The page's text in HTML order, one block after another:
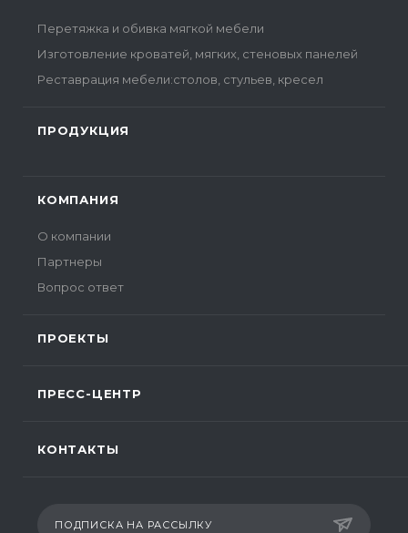
Перетяжка и обивка мягкой мебели
Изготовление кроватей, мягких, стеновых панелей
Реставрация мебели:столов, стульев, кресел
ПРОДУКЦИЯ
КОМПАНИЯ
О компании
Партнеры
Вопрос ответ
ПРОЕКТЫ
ПРЕСС-ЦЕНТР
КОНТАКТЫ
ПОДПИСКА НА РАССЫЛКУ